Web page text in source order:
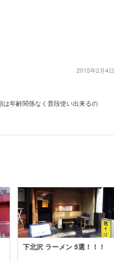
年齢関係なく普段使い出来るの
2015年2月4日
下北沢 ラーメン 5選！！！